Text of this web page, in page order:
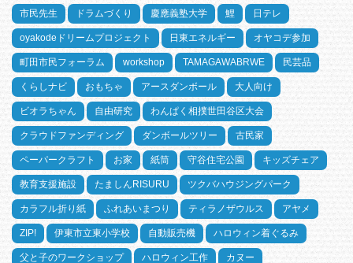
市民先生 ドラムづくり 慶應義塾大学 鯉 日テレ
oyakodeドリームプロジェクト 日東エネルギー オヤコデ参加
町田市民フォーラム workshop TAMAGAWABRWE 民芸品
くらしナビ おもちゃ アースダンボール 大人向け
ビオラちゃん 自由研究 わんぱく相撲世田谷区大会
クラウドファンディング ダンボールツリー 古民家
ペーパークラフト お家 紙筒 守谷住宅公園 キッズチェア
教育支援施設 たましんRISURU ツクバハウジングパーク
カラフル折り紙 ふれあいまつり ティラノザウルス アヤメ
ZIP! 伊東市立東小学校 自動販売機 ハロウィン着ぐるみ
父と子のワークショップ ハロウィン工作 カヌー